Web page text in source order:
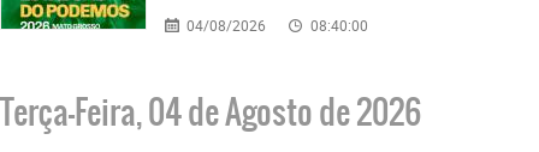
04/08/2026 08:40:00
Terça-Feira, 04 de Agosto de 2026